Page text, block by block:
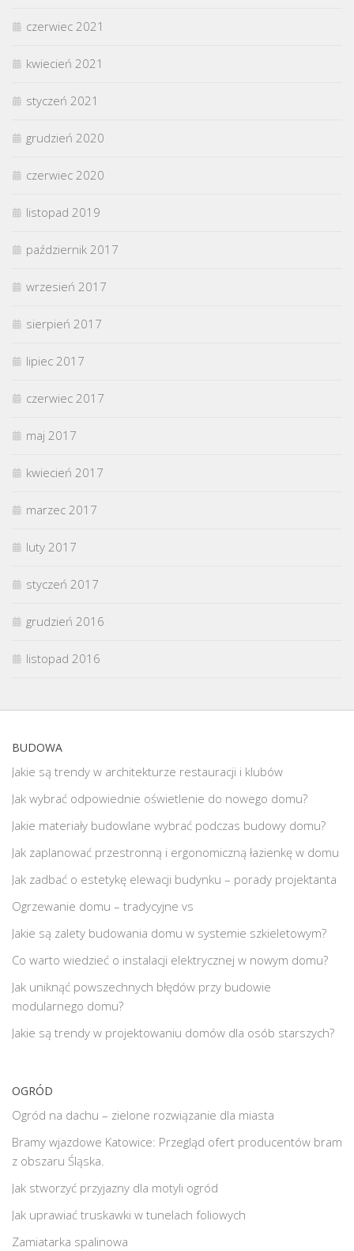
czerwiec 2021
kwiecień 2021
styczeń 2021
grudzień 2020
czerwiec 2020
listopad 2019
październik 2017
wrzesień 2017
sierpień 2017
lipiec 2017
czerwiec 2017
maj 2017
kwiecień 2017
marzec 2017
luty 2017
styczeń 2017
grudzień 2016
listopad 2016
BUDOWA
Jakie są trendy w architekturze restauracji i klubów
Jak wybrać odpowiednie oświetlenie do nowego domu?
Jakie materiały budowlane wybrać podczas budowy domu?
Jak zaplanować przestronną i ergonomiczną łazienkę w domu
Jak zadbać o estetykę elewacji budynku – porady projektanta
Ogrzewanie domu – tradycyjne vs
Jakie są zalety budowania domu w systemie szkieletowym?
Co warto wiedzieć o instalacji elektrycznej w nowym domu?
Jak uniknąć powszechnych błędów przy budowie
modularnego domu?
Jakie są trendy w projektowaniu domów dla osób starszych?
OGRÓD
Ogród na dachu – zielone rozwiązanie dla miasta
Bramy wjazdowe Katowice: Przegląd ofert producentów bram
z obszaru Śląska.
Jak stworzyć przyjazny dla motyli ogród
Jak uprawiać truskawki w tunelach foliowych
Zamiatarka spalinowa